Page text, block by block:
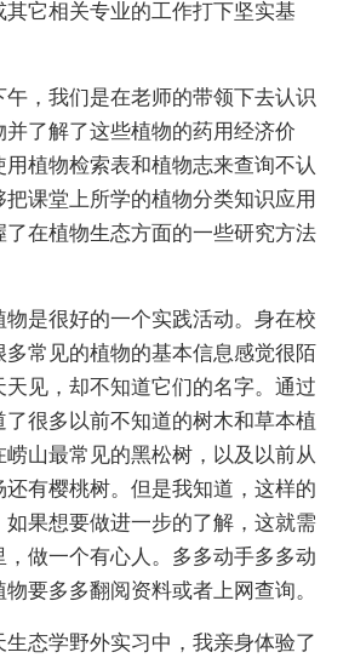
它相关专业的工作打下坚实基
午，我们是在老师的带领下去认识
了解了这些植物的药用经济价
植物检索表和植物志来查询不认
课堂上所学的植物分类知识应用
在植物生态方面的一些研究方法
物是很好的一个实践活动。身在校
多常见的植物的基本信息感觉很陌
见，却不知道它们的名字。通过
很多以前不知道的树木和草本植
山最常见的黑松树，以及以前从
有樱桃树。但是我知道，这样的
果想要做进一步的了解，这就需
做一个有心人。多多动手多多动
要多多翻阅资料或者上网查询。
态学野外实习中，我亲身体验了